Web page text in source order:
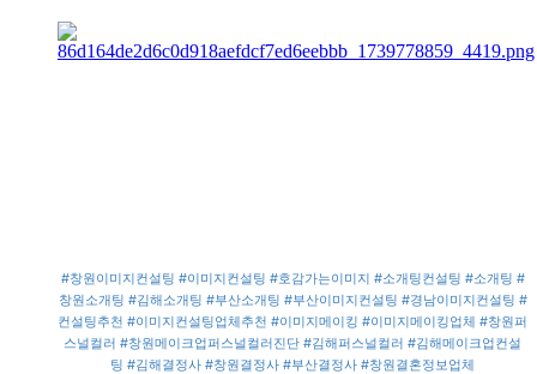
#창원이미지컨설팅 #이미지컨설팅 #호감가는이미지 #소개팅컨설팅 #소개팅 #
창원소개팅 #김해소개팅 #부산소개팅 #부산이미지컨설팅 #경남이미지컨설팅 #
컨설팅추천 #이미지컨설팅업체추천 #이미지메이킹 #이미지메이킹업체 #창원퍼
스널컬러 #창원메이크업퍼스널컬러진단 #김해퍼스널컬러 #김해메이크업컨설
팅 #김해결정사 #창원결정사 #부산결정사 #창원결혼정보업체